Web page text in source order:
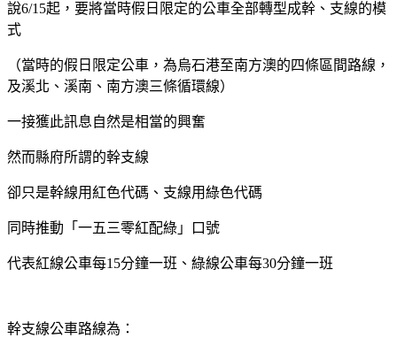
說6/15起，要將當時假日限定的公車全部轉型成幹、支線的模
式
（當時的假日限定公車，為烏石港至南方澳的四條區間路線，
及溪北、溪南、南方澳三條循環線）
一接獲此訊息自然是相當的興奮
然而縣府所謂的幹支線
卻只是幹線用紅色代碼、支線用綠色代碼
同時推動「一五三零紅配綠」口號
代表紅線公車每15分鐘一班、綠線公車每30分鐘一班
幹支線公車路線為：